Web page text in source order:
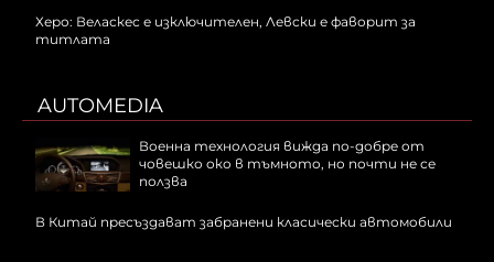
Херо: Веласкес е изключителен, Левски е фаворит за
титлата
AUTOMEDIA
Военна технология вижда по-добре от
човешко око в тъмното, но почти не се
ползва
В Китай пресъздават забранени класически автомобили